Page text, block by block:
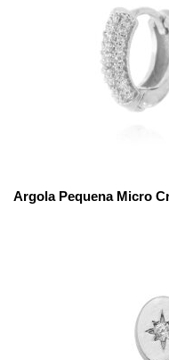
Argola Pequena Micro